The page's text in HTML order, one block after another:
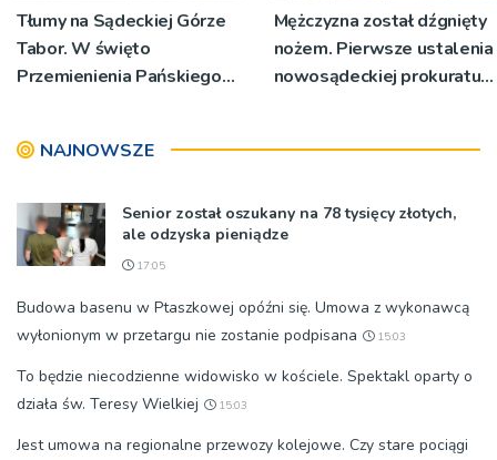
Tłumy na Sądeckiej Górze
Tabor. W święto
Przemienienia Pańskiego
[ZDJĘCIA]
Mężczyzna został dźgnięty
nożem. Pierwsze ustalenia
nowosądeckiej prokuratury
NAJNOWSZE
Senior został oszukany na 78 tysięcy złotych,
ale odzyska pieniądze
17:05
Budowa basenu w Ptaszkowej opóźni się. Umowa z wykonawcą
wyłonionym w przetargu nie zostanie podpisana
15:03
To będzie niecodzienne widowisko w kościele. Spektakl oparty o
działa św. Teresy Wielkiej
15:03
Jest umowa na regionalne przewozy kolejowe. Czy stare pociągi